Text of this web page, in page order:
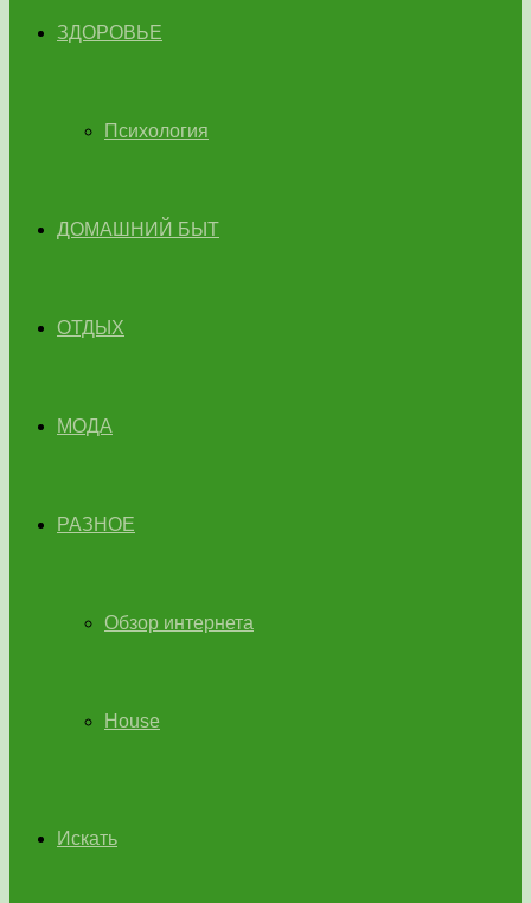
ЗДОРОВЬЕ
Психология
ДОМАШНИЙ БЫТ
ОТДЫХ
МОДА
РАЗНОЕ
Обзор интернета
House
Искать